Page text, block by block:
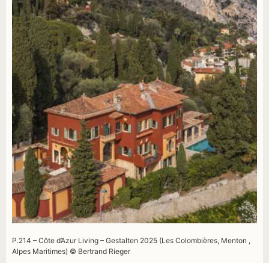
P.214 – Côte d’Azur Living – Gestalten 2025 (Les Colombières, Menton ,
Alpes Maritimes) © Bertrand Rieger